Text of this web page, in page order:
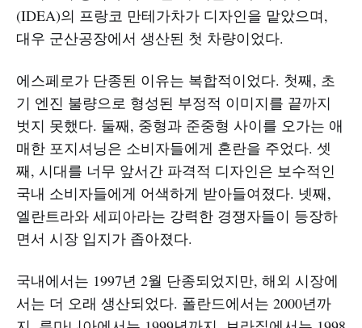
(IDEA)의 프랑코 만테가차가 디자인을 맡았으며,
대우 군산공장에서 생산된 첫 차량이었다.
에스페로가 단종된 이유는 복합적이었다. 첫째, 초
기 엔진 불량으로 형성된 부정적 이미지를 끝까지
벗지 못했다. 둘째, 중형과 준중형 사이를 오가는 애
매한 포지셔닝은 소비자들에게 혼란을 주었다. 셋
째, 시대를 너무 앞서간 파격적 디자인은 보수적인
국내 소비자들에게 어색하게 받아들여졌다. 넷째,
엘란트라와 세피아라는 강력한 경쟁자들이 등장하
면서 시장 입지가 좁아졌다.
국내에서는 1997년 2월 단종되었지만, 해외 시장에
서는 더 오래 생산되었다. 폴란드에서는 2000년까